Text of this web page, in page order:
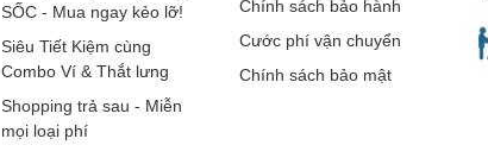
SỐC - Mua ngay kẻo lỡ!
Siêu Tiết Kiệm cùng
Combo Ví & Thắt lưng
Shopping trả sau - Miễn
mọi loại phí
Chính sách bảo hành
Cước phí vận chuyển
Chính sách bảo mật